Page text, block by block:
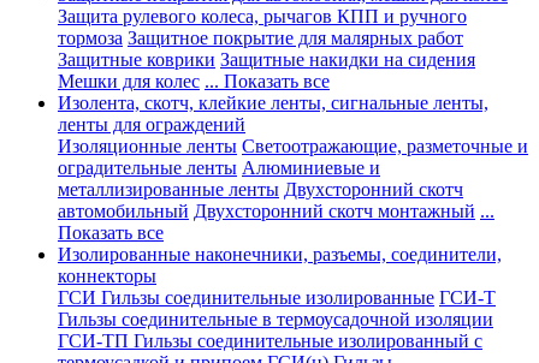
Защита рулевого колеса, рычагов КПП и ручного
тормоза Защитное покрытие для малярных работ
Защитные коврики Защитные накидки на сидения
Мешки для колес ... Показать все
Изолента, скотч, клейкие ленты, сигнальные ленты,
ленты для ограждений
Изоляционные ленты Светоотражающие, разметочные и
оградительные ленты Алюминиевые и
металлизированные ленты Двухсторонний скотч
автомобильный Двухсторонний скотч монтажный ...
Показать все
Изолированные наконечники, разъемы, соединители,
коннекторы
ГСИ Гильзы соединительные изолированные ГСИ-Т
Гильзы соединительные в термоусадочной изоляции
ГСИ-ТП Гильзы соединительные изолированный с